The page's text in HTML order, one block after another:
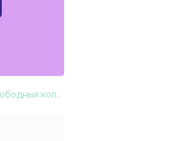
Колебания и волны. Механические колебания. Условия возникновения свободных колебаний. Кинематика колебательного движения